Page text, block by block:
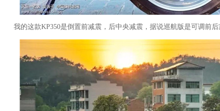
我的这款KP350是倒置前减震，后中央减震，据说巡航版是可调前后